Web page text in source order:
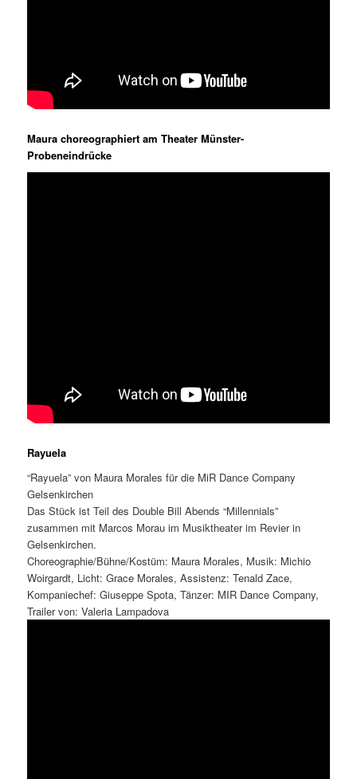
Maura choreographiert am Theater Münster-
Probeneindrücke
Rayuela
“Rayuela” von Maura Morales für die MiR Dance Company
Gelsenkirchen
Das Stück ist Teil des Double Bill Abends “Millennials”
zusammen mit Marcos Morau im Musiktheater im Revier in
Gelsenkirchen.
Choreographie/Bühne/Kostüm: Maura Morales, Musik: Michio
Woirgardt, Licht: Grace Morales, Assistenz: Tenald Zace,
Kompaniechef: Giuseppe Spota, Tänzer: MIR Dance Company,
Trailer von: Valeria Lampadova